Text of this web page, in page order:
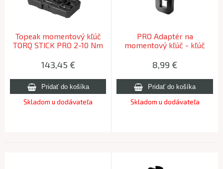
Topeak momentový kľúč
TORQ STICK PRO 2-10 Nm
143,45 €
Skladom u dodávateľa
PRO Adaptér na
momentový kľúč - kľúč
8,99 €
Skladom u dodávateľa